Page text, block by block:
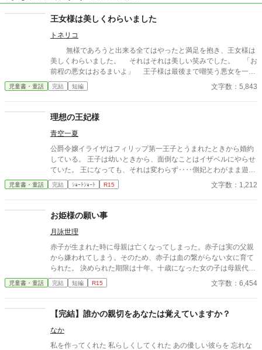
王女様は美しくわらいました
トネリコ
無様であろうと出来る全てはやったと満足を抱き、王女様は
美しくわらいました。 それはそれは美しい笑みでした。 「お
前程の悪女はおるまいよ」 王子様は最後まで嘲笑う悪女を一刀
で断罪しました。 きたいの悪女は処刑されました 解説版
児童書・童話 完結 短編 文字数：5,843
理想の王妃様
青空一夏
公爵令嬢イライザはフィリップ第一王子とうまれたときから婚約
している。 王子は幼いときから、面倒なことはイザベルにやらせ
ていた。 王になっても、それは変わらず‥‥側妃とわがまま遊び
放題！ で、そんな二人がどーなったか？ ざまぁ？ありです。 お
気楽にお読みください。
児童書・童話 完結 ｼｮｰﾄｼｮｰﾄ R15 文字数：1,212
お姫様の願い事
月詠世理
赤子が生まれた時に母親は亡くなってしまった。赤子は実の父親
から嫌われてしまう。そのため、赤子は血の繋がらない女に育て
られた。 決められた期限は十年。十歳になった女の子は母親代わ
りに連れられて城に行くことになった。女の子の実の父親のもと
へ——。女の子はさいごに何を願うのだろうか。
児童書・童話 完結 短編 R15 文字数：6,454
【完結】誰かの親切をあなたは覚えていますか？
なか
私を作ってくれた 私らしくしてくれた あの優しい彼らを 忘れな